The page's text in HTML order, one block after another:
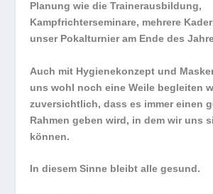
Planung wie die Trainerausbildung,
Kampfrichterseminare, mehrere
unser Pokalturnier am Ende des
Auch mit Hygienekonzept und
uns wohl noch eine Weile begleiten
zuversichtlich, dass es immer einen
Rahmen geben wird, in dem wir uns
können.
In diesem Sinne bleibt alle gesund.